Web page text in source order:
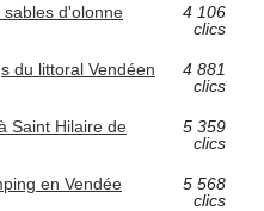
sables d'olonne
4 106
clics
du littoral Vendéen
4 881
clics
Saint Hilaire de
5 359
clics
en Vendée
5 568
clics